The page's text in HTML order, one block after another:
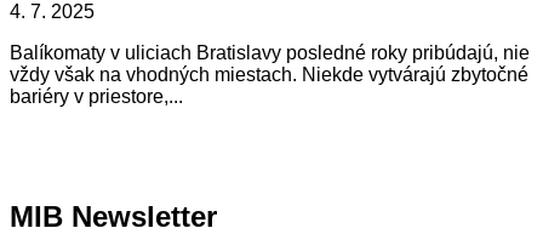
4. 7. 2025
Balíkomaty v uliciach Bratislavy posledné roky pribúdajú, nie
vždy však na vhodných miestach. Niekde vytvárajú zbytočné
bariéry v priestore,...
MIB Newsletter